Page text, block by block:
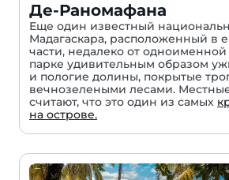
Де-Раномафана
Еще один известный
Мадагаскара, расположенный в
части, недалеко от
парке удивительным образом
и пологие долины, покрытые
вечнозелеными лесами.
считают, что это один из самых
на острове.